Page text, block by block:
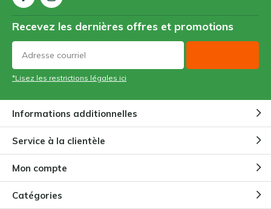
Recevez les dernières offres et promotions
*Lisez les restrictions légales ici
Informations additionnelles
Service à la clientèle
Mon compte
Catégories